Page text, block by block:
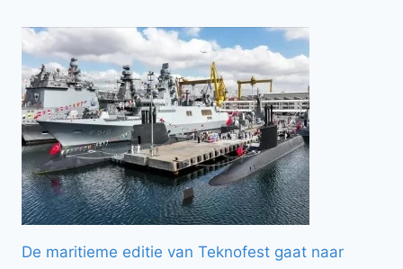
De maritieme editie van Teknofest gaat naar